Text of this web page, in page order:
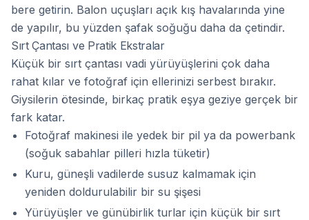
bere getirin. Balon uçuşları açık kış havalarında yine
de yapılır, bu yüzden şafak soğuğu daha da çetindir.
Sırt Çantası ve Pratik Ekstralar
Küçük bir sırt çantası vadi yürüyüşlerini çok daha
rahat kılar ve fotoğraf için ellerinizi serbest bırakır.
Giysilerin ötesinde, birkaç pratik eşya geziye gerçek bir
fark katar.
Fotoğraf makinesi ile yedek bir pil ya da powerbank
(soğuk sabahlar pilleri hızla tüketir)
Kuru, güneşli vadilerde susuz kalmamak için
yeniden doldurulabilir bir su şişesi
Yürüyüşler ve günübirlik turlar için küçük bir sırt